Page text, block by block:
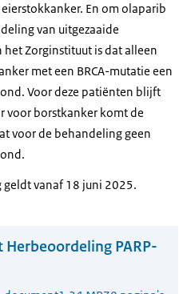
En om olaparib
van uitgezaaide
het Zorginstituut is dat alleen
met een BRCA-mutatie een
Voor deze patiënten blijft
voor borstkanker komt de
voor de behandeling geen
geldt vanaf 18 juni 2025.
PARP-